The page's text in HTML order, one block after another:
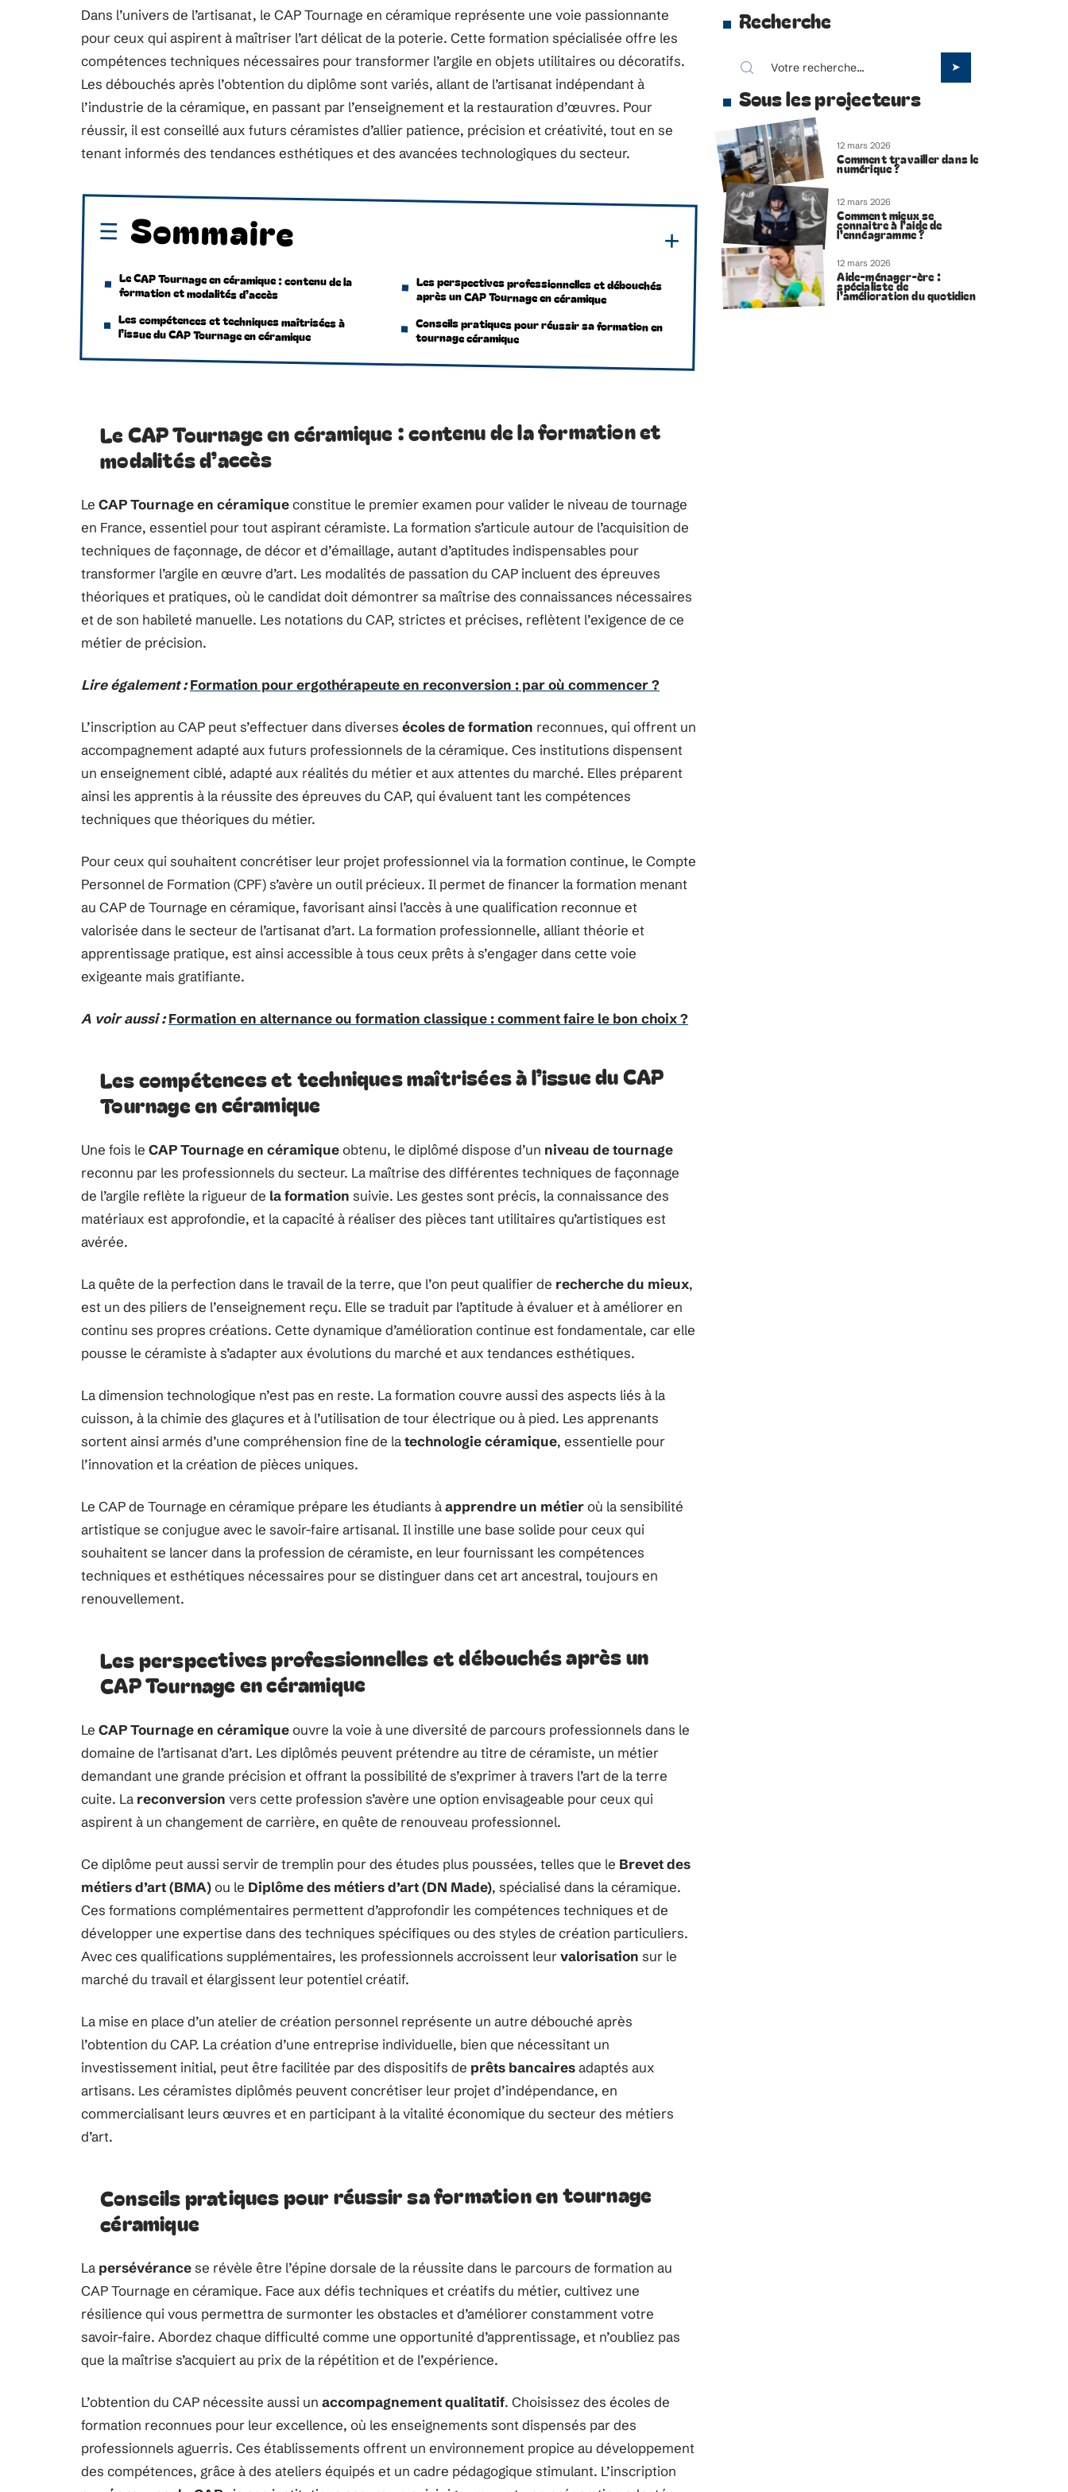
Dans l’univers de l’artisanat, le CAP Tournage en céramique représente une voie passionnante
pour ceux qui aspirent à maîtriser l’art délicat de la poterie. Cette formation spécialisée offre les
compétences techniques nécessaires pour transformer l’argile en objets utilitaires ou décoratifs.
Les débouchés après l’obtention du diplôme sont variés, allant de l’artisanat indépendant à
l’industrie de la céramique, en passant par l’enseignement et la restauration d’œuvres. Pour
réussir, il est conseillé aux futurs céramistes d’allier patience, précision et créativité, tout en se
tenant informés des tendances esthétiques et des avancées technologiques du secteur.
Sommaire
Le CAP Tournage en céramique : contenu de la
formation et modalités d’accès
Les compétences et techniques maîtrisées à
l’issue du CAP Tournage en céramique
Les perspectives professionnelles et débouchés
après un CAP Tournage en céramique
Conseils pratiques pour réussir sa formation en
tournage céramique
Le CAP Tournage en céramique : contenu de la formation et
modalités d’accès
Le CAP Tournage en céramiqueconstitue le premier examen pour valider le niveau de tournage
en France, essentiel pour tout aspirant céramiste. La formation s’articule autour de l’acquisition de
techniques de façonnage, de décor et d’émaillage, autant d’aptitudes indispensables pour
transformer l’argile en œuvre d’art. Les modalités de passation du CAP incluent des épreuves
théoriques et pratiques, où le candidat doit démontrer sa maîtrise des connaissances nécessaires
et de son habileté manuelle. Les notations du CAP, strictes et précises, reflètent l’exigence de ce
métier de précision.
Lire également : Formation pour ergothérapeute en reconversion : par où commencer ?
L’inscription au CAP peut s’effectuer dans diverses écoles de formation reconnues, qui offrent un
accompagnement adapté aux futurs professionnels de la céramique. Ces institutions dispensent
un enseignement ciblé, adapté aux réalités du métier et aux attentes du marché. Elles préparent
ainsi les apprentis à la réussite des épreuves du CAP, qui évaluent tant les compétences
techniques que théoriques du métier.
Pour ceux qui souhaitent concrétiser leur projet professionnel via la formation continue, le Compte
Personnel de Formation (CPF) s’avère un outil précieux. Il permet de financer la formation menant
au CAP de Tournage en céramique, favorisant ainsi l’accès à une qualification reconnue et
valorisée dans le secteur de l’artisanat d’art. La formation professionnelle, alliant théorie et
apprentissage pratique, est ainsi accessible à tous ceux prêts à s’engager dans cette voie
exigeante mais gratifiante.
A voir aussi : Formation en alternance ou formation classique : comment faire le bon choix ?
Les compétences et techniques maîtrisées à l’issue du CAP
Tournage en céramique
Une fois le CAP Tournage en céramiqueobtenu, le diplômé dispose d’un niveau de tournage
reconnu par les professionnels du secteur. La maîtrise des différentes techniques de façonnage
de l’argile reflète la rigueur de la formation suivie. Les gestes sont précis, la connaissance des
matériaux est approfondie, et la capacité à réaliser des pièces tant utilitaires qu’artistiques est
avérée.
La quête de la perfection dans le travail de la terre, que l’on peut qualifier de recherche du mieux,
est un des piliers de l’enseignement reçu. Elle se traduit par l’aptitude à évaluer et à améliorer en
continu ses propres créations. Cette dynamique d’amélioration continue est fondamentale, car elle
pousse le céramiste à s’adapter aux évolutions du marché et aux tendances esthétiques.
La dimension technologique n’est pas en reste. La formation couvre aussi des aspects liés à la
cuisson, à la chimie des glaçures et à l’utilisation de tour électrique ou à pied. Les apprenants
sortent ainsi armés d’une compréhension fine de latechnologie céramique, essentielle pour
l’innovation et la création de pièces uniques.
Le CAP de Tournage en céramique prépare les étudiants àapprendre un métieroù la sensibilité
artistique se conjugue avec le savoir-faire artisanal. Il instille une base solide pour ceux qui
souhaitent se lancer dans la profession de céramiste, en leur fournissant les compétences
techniques et esthétiques nécessaires pour se distinguer dans cet art ancestral, toujours en
renouvellement.
Les perspectives professionnelles et débouchés après un
CAP Tournage en céramique
Le CAP Tournage en céramiqueouvre la voie à une diversité de parcours professionnels dans le
domaine de l’artisanat d’art. Les diplômés peuvent prétendre au titre de céramiste, un métier
demandant une grande précision et offrant la possibilité de s’exprimer à travers l’art de la terre
cuite. La reconversion vers cette profession s’avère une option envisageable pour ceux qui
aspirent à un changement de carrière, en quête de renouveau professionnel.
Ce diplôme peut aussi servir de tremplin pour des études plus poussées, telles que le Brevet des
métiers d’art (BMA)ou le Diplôme des métiers d’art (DN Made), spécialisé dans la céramique.
Ces formations complémentaires permettent d’approfondir les compétences techniques et de
développer une expertise dans des techniques spécifiques ou des styles de création particuliers.
Avec ces qualifications supplémentaires, les professionnels accroissent leurvalorisation sur le
marché du travail et élargissent leur potentiel créatif.
La mise en place d’un atelier de création personnel représente un autre débouché après
l’obtention du CAP. La création d’une entreprise individuelle, bien que nécessitant un
investissement initial, peut être facilitée par des dispositifs de prêts bancairesadaptés aux
artisans. Les céramistes diplômés peuvent concrétiser leur projet d’indépendance, en
commercialisant leurs œuvres et en participant à la vitalité économique du secteur des métiers
d’art.
Conseils pratiques pour réussir sa formation en tournage
céramique
La persévérancese révèle être l’épine dorsale de la réussite dans le parcours de formation au
CAP Tournage en céramique. Face aux défis techniques et créatifs du métier, cultivez une
résilience qui vous permettra de surmonter les obstacles et d’améliorer constamment votre
savoir-faire. Abordez chaque difficulté comme une opportunité d’apprentissage, et n’oubliez pas
que la maîtrise s’acquiert au prix de la répétition et de l’expérience.
L’obtention du CAP nécessite aussi un accompagnement qualitatif. Choisissez des écoles de
formation reconnues pour leur excellence, où les enseignements sont dispensés par des
professionnels aguerris. Ces établissements offrent un environnement propice au développement
des compétences, grâce à des ateliers équipés et un cadre pédagogique stimulant. L’inscription
Recherche
Sous les projecteurs
12 mars 2026
Comment travailler dans le
numérique ?
12 mars 2026
Comment mieux se
connaitre à l’aide de
l’ennéagramme ?
12 mars 2026
Aide-ménager-ère :
spécialiste de
l’amélioration du quotidien